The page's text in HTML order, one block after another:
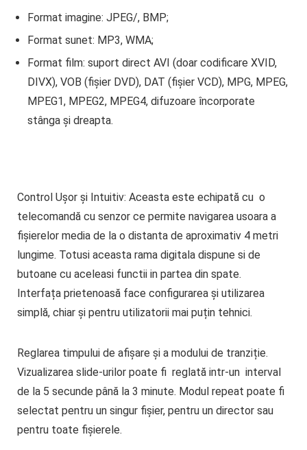
Format imagine: JPEG/, BMP;
Format sunet: MP3, WMA;
Format film: suport direct AVI (doar codificare XVID,
DIVX), VOB (fișier DVD), DAT (fișier VCD), MPG, MPEG,
MPEG1, MPEG2, MPEG4, difuzoare încorporate
stânga și dreapta.
Control Ușor și Intuitiv: Aceasta este echipată cu o
telecomandă cu senzor ce permite navigarea usoara a
fișierelor media de la o distanta de aproximativ 4 metri
lungime. Totusi aceasta rama digitala dispune si de
butoane cu aceleasi functii in partea din spate.
Interfața prietenoasă face configurarea și utilizarea
simplă, chiar și pentru utilizatorii mai puțin tehnici.
Reglarea timpului de afișare și a modului de tranziție.
Vizualizarea slide-urilor poate fi reglată intr-un interval
de la 5 secunde până la 3 minute. Modul repeat poate fi
selectat pentru un singur fișier, pentru un director sau
pentru toate fișierele.